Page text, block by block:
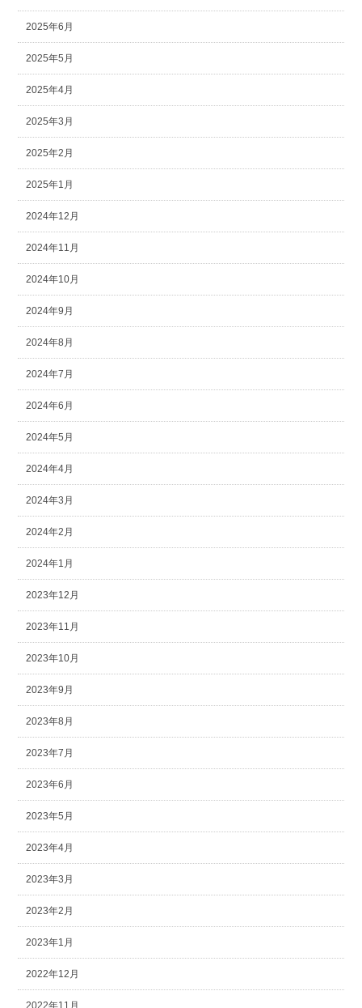
2025年6月
2025年5月
2025年4月
2025年3月
2025年2月
2025年1月
2024年12月
2024年11月
2024年10月
2024年9月
2024年8月
2024年7月
2024年6月
2024年5月
2024年4月
2024年3月
2024年2月
2024年1月
2023年12月
2023年11月
2023年10月
2023年9月
2023年8月
2023年7月
2023年6月
2023年5月
2023年4月
2023年3月
2023年2月
2023年1月
2022年12月
2022年11月